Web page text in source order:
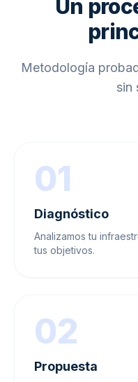
Un
Metodología
sin
01
Diagnóstico
Analizamos tu
tus objetivos.
02
Propuesta